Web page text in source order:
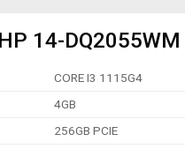
14-
CORE I3 1115G4
4GB
256GB PCIE